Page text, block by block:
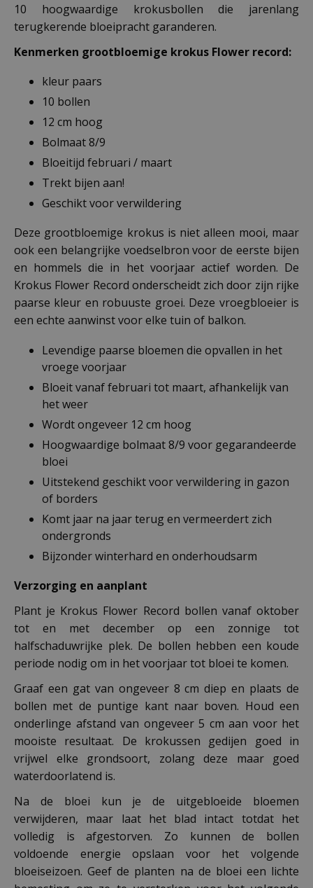
10 hoogwaardige krokusbollen die jarenlang
terugkerende bloeipracht garanderen.
Kenmerken grootbloemige krokus Flower record:
kleur paars
10 bollen
12 cm hoog
Bolmaat 8/9
Bloeitijd februari / maart
Trekt bijen aan!
Geschikt voor verwildering
Deze grootbloemige krokus is niet alleen mooi, maar
ook een belangrijke voedselbron voor de eerste bijen
en hommels die in het voorjaar actief worden. De
Krokus Flower Record onderscheidt zich door zijn rijke
paarse kleur en robuuste groei. Deze vroegbloeier is
een echte aanwinst voor elke tuin of balkon.
Levendige paarse bloemen die opvallen in het
vroege voorjaar
Bloeit vanaf februari tot maart, afhankelijk van
het weer
Wordt ongeveer 12 cm hoog
Hoogwaardige bolmaat 8/9 voor gegarandeerde
bloei
Uitstekend geschikt voor verwildering in gazon
of borders
Komt jaar na jaar terug en vermeerdert zich
ondergronds
Bijzonder winterhard en onderhoudsarm
Verzorging en aanplant
Plant je Krokus Flower Record bollen vanaf oktober
tot en met december op een zonnige tot
halfschaduwrijke plek. De bollen hebben een koude
periode nodig om in het voorjaar tot bloei te komen.
Graaf een gat van ongeveer 8 cm diep en plaats de
bollen met de puntige kant naar boven. Houd een
onderlinge afstand van ongeveer 5 cm aan voor het
mooiste resultaat. De krokussen gedijen goed in
vrijwel elke grondsoort, zolang deze maar goed
waterdoorlatend is.
Na de bloei kun je de uitgebloeide bloemen
verwijderen, maar laat het blad intact totdat het
volledig is afgestorven. Zo kunnen de bollen
voldoende energie opslaan voor het volgende
bloeiseizoen. Geef de planten na de bloei een lichte